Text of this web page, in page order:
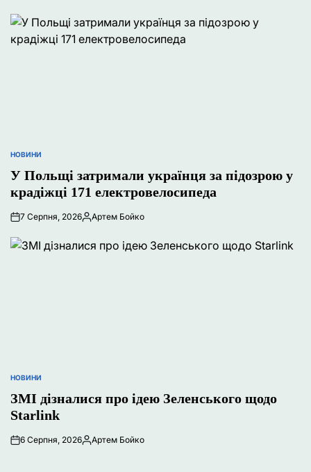
ОПУБЛІКУВАТИ
НОВИНИ
У Польщі затримали українця за підозрою у
крадіжці 171 електровелосипеда
7 Серпня, 2026Опубліковано
Артем Бойко
ОПУБЛІКУВАТИ
НОВИНИ
ЗМІ дізналися про ідею Зеленського щодо
Starlink
6 Серпня, 2026Опубліковано
Артем Бойко